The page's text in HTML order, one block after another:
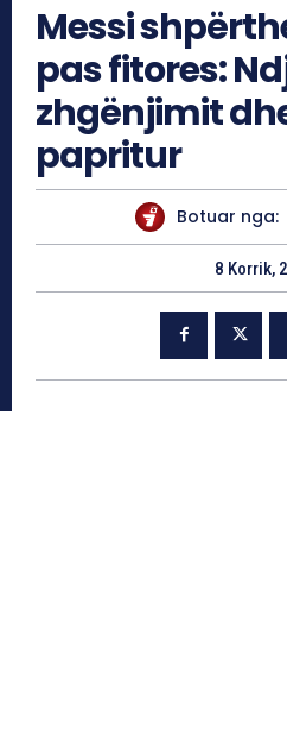
Messi
pas fitores:
zhgënjimit
papritur
Botuar nga:
8 Korrik,